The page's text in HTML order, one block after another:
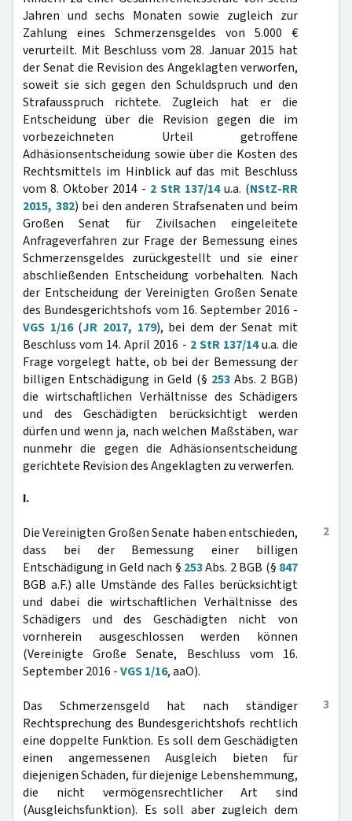
Jahren und sechs Monaten sowie zugleich zur
Zahlung eines Schmerzensgeldes von 5.000 €
verurteilt. Mit Beschluss vom 28. Januar 2015 hat
der Senat die Revision des Angeklagten verworfen,
soweit sie sich gegen den Schuldspruch und den
Strafausspruch richtete. Zugleich hat er die
Entscheidung über die Revision gegen die im
vorbezeichneten Urteil getroffene
Adhäsionsentscheidung sowie über die Kosten des
Rechtsmittels im Hinblick auf das mit Beschluss
vom 8. Oktober 2014 - 2 StR 137/14u.a. (NStZ-RR
2015, 382) bei den anderen Strafsenaten und beim
Großen Senat für Zivilsachen eingeleitete
Anfrageverfahren zur Frage der Bemessung eines
Schmerzensgeldes zurückgestellt und sie einer
abschließenden Entscheidung vorbehalten. Nach
der Entscheidung der Vereinigten Großen Senate
des Bundesgerichtshofs vom 16. September 2016 -
VGS 1/16(JR 2017, 179), bei dem der Senat mit
Beschluss vom 14. April 2016 - 2 StR 137/14u.a. die
Frage vorgelegt hatte, ob bei der Bemessung der
billigen Entschädigung in Geld (§ 253Abs. 2 BGB)
die wirtschaftlichen Verhältnisse des Schädigers
und des Geschädigten berücksichtigt werden
dürfen und wenn ja, nach welchen Maßstäben, war
nunmehr die gegen die Adhäsionsentscheidung
gerichtete Revision des Angeklagten zu verwerfen.
I.
2
Die Vereinigten Großen Senate haben entschieden,
dass bei der Bemessung einer billigen
Entschädigung in Geld nach § 253Abs. 2 BGB (§ 847
BGB a.F.) alle Umstände des Falles berücksichtigt
und dabei die wirtschaftlichen Verhältnisse des
Schädigers und des Geschädigten nicht von
vornherein ausgeschlossen werden können
(Vereinigte Große Senate, Beschluss vom 16.
September 2016 -VGS 1/16, aaO).
3
Das Schmerzensgeld hat nach ständiger
Rechtsprechung des Bundesgerichtshofs rechtlich
eine doppelte Funktion. Es soll dem Geschädigten
einen angemessenen Ausgleich bieten für
diejenigen Schäden, für diejenige Lebenshemmung,
die nicht vermögensrechtlicher Art sind
(Ausgleichsfunktion). Es soll aber zugleich dem